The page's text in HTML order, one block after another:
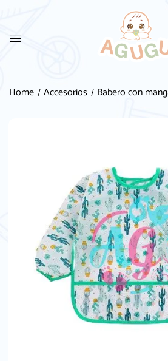
Home Accesorios Babero con
Be the first to
con manga tuna”